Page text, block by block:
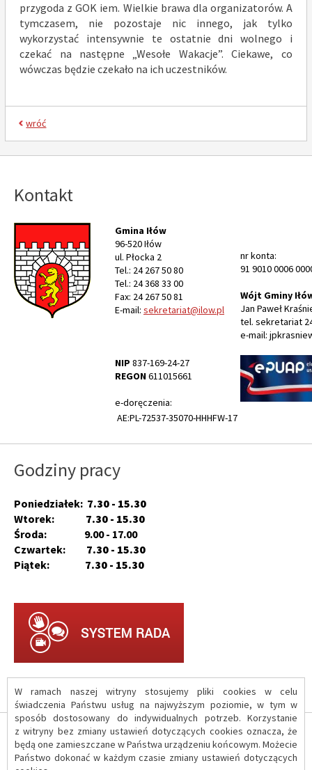
W ramach naszej witryny stosujemy pliki cookies w celu
świadczenia Państwu usług na najwyższym poziomie, w tym w
sposób dostosowany do indywidualnych potrzeb. Korzystanie
z witryny bez zmiany ustawień dotyczących cookies oznacza, że
będą one zamieszczane w Państwa urządzeniu końcowym. Możecie
Państwo dokonać w każdym czasie zmiany ustawień dotyczących
przygoda z GOK iem. Wielkie brawa dla organizatorów. A
tymczasem, nie pozostaje nic innego, jak tylko
wykorzystać intensywnie te ostatnie dni wolnego i
czekać na następne „Wesołe Wakacje”. Ciekawe, co
wówczas będzie czekało na ich uczestników.
wróć
Kontakt
Gmina Iłów
96-520 Iłów
ul. Płocka 2
Tel.: 24 267 50 80
Tel.: 24 368 33 00
Fax: 24 267 50 81
E-mail: sekretariat@ilow.pl
NIP 837-169-24-27
REGON611015661
e-doręczenia:
AE:PL-72537-35070-HHHFW-17
nr konta:
91 9010 0006
Wójt Gminy
Jan Paweł
tel. sekretariat
e-mail:
Godziny pracy
Poniedziałek: 7.30 - 15.30
Wtorek: 7.30 - 15.30
Środa: 9.00 - 17.00
Czwartek: 7.30 - 15.30
Piątek: 7.30 - 15.30
O serwisie